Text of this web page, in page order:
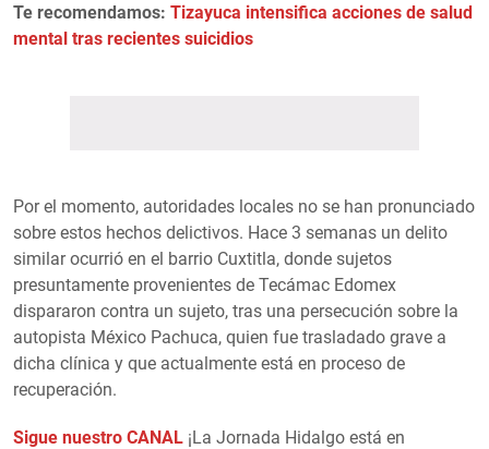
Te recomendamos: Tizayuca intensifica acciones de salud
mental tras recientes suicidios
Por el momento, autoridades locales no se han pronunciado
sobre estos hechos delictivos. Hace 3 semanas un delito
similar ocurrió en el barrio Cuxtitla, donde sujetos
presuntamente provenientes de Tecámac Edomex
dispararon contra un sujeto, tras una persecución sobre la
autopista México Pachuca, quien fue trasladado grave a
dicha clínica y que actualmente está en proceso de
recuperación.
Sigue nuestro CANAL ¡La Jornada Hidalgo está en